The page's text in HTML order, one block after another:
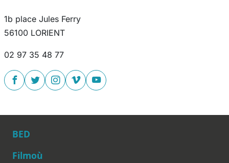
1b place Jules Ferry
56100 LORIENT
02 97 35 48 77
BED
Filmoù